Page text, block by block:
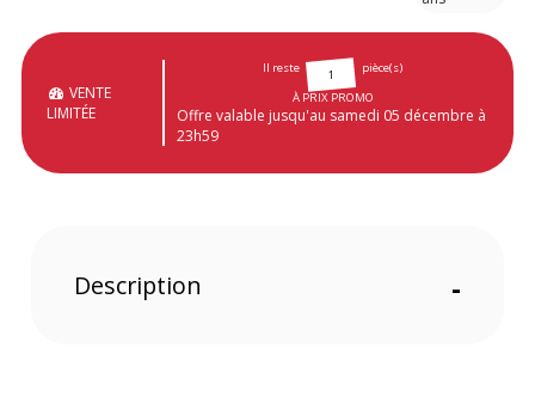
VENTE
LIMITÉE
Il reste 1
pièce(s)
À PRIX PROMO
Offre valable jusqu'au samedi 05 décembre à
23h59
Description -